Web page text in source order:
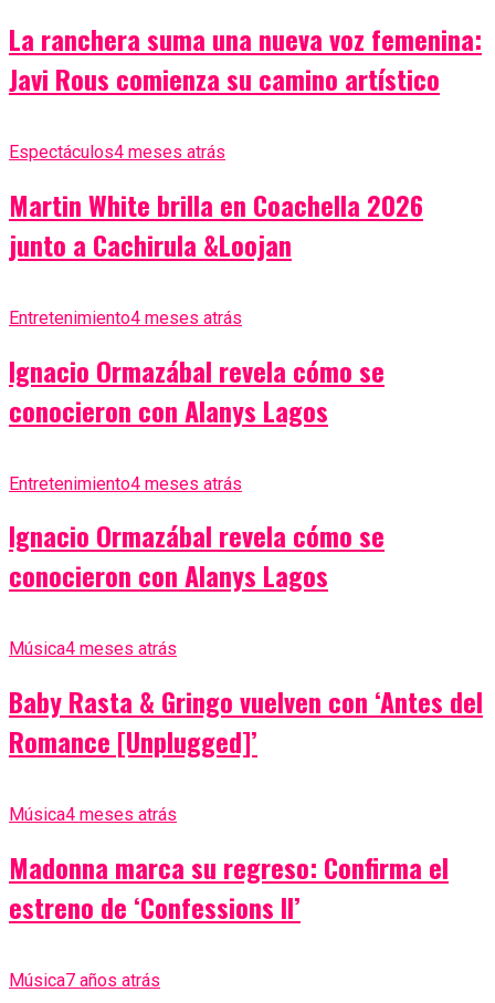
La ranchera suma una nueva voz femenina:
Javi Rous comienza su camino artístico
Espectáculos4 meses atrás
Martin White brilla en Coachella 2026
junto a Cachirula &Loojan
Entretenimiento4 meses atrás
Ignacio Ormazábal revela cómo se
conocieron con Alanys Lagos
Entretenimiento4 meses atrás
Ignacio Ormazábal revela cómo se
conocieron con Alanys Lagos
Música4 meses atrás
Baby Rasta & Gringo vuelven con ‘Antes del
Romance [Unplugged]’
Música4 meses atrás
Madonna marca su regreso: Confirma el
estreno de ‘Confessions II’
Música7 años atrás